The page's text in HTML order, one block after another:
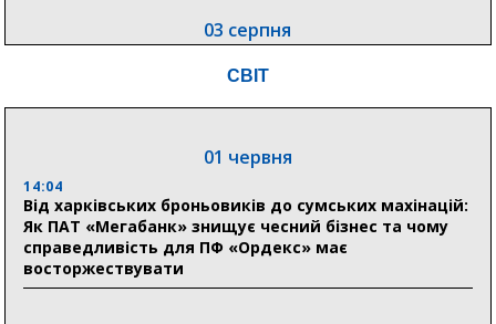
03 серпня
Романько розширює програму відпочинку дітей із
Ніколаєнко: у Сумах погодили 115 компенсацій на
відновлення житла майже на 6,6 млн грн
СВІТ
01 червня
14:04
Від харківських броньовиків до сумських махінацій:
Як ПАТ «Мегабанк» знищує чесний бізнес та чому
справедливість для ПФ «Ордекс» має
восторжествувати